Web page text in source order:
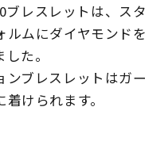
レスレットは、スタ
ムにダイヤモンドを
た。
ンブレスレットはガー
けられます。